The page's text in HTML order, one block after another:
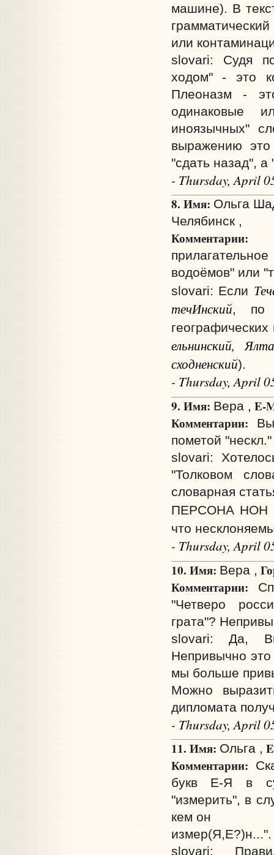
машине). В
или
slovari: Судя
ходом" - это
Плеоназм -
одинаковые
иноязычных"
выражению
"сдать назад",
- Thursday, April
8. Имя: Ольга
Челябинск ,
Комментарии:
водоёмов" или
slovari: Если
течИнский, по
ельнинский,
сходненский).
- Thursday, April
9. Имя: Вера , E-
Комментарии:
пометой
slovari:
"Толковом
словарная
ПЕРСОНА НОН
что
- Thursday, April
10. Имя: Вера ,
Комментарии:
"Четверо
грата"?
slovari: Да, Вы
Непривычно это
мы больше
Можно
дипломата
- Thursday, April
11. Имя: Ольга ,
Комментарии:
букв Е-Я в
"измерить", в
кем он
измер(Я,Е?)н...".
slovari: